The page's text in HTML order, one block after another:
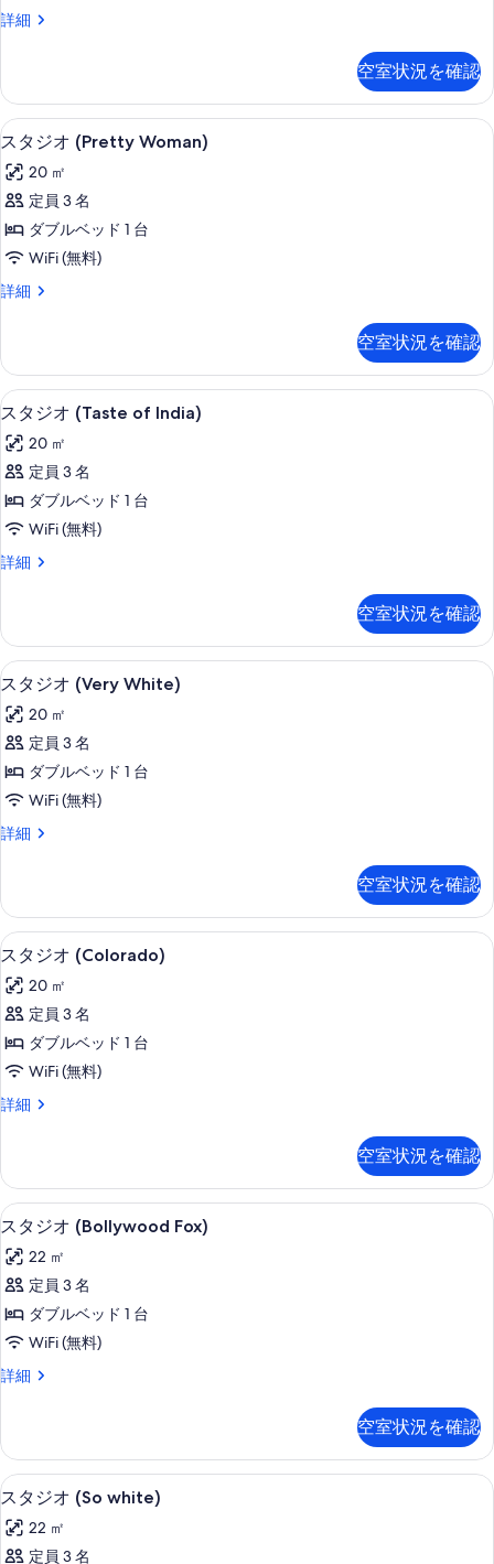
る
ス
Fox)
の
す
べ
て
の
写
真
示
す
る
詳細
デ
レ
ッ
ク
(Spicy
Fox)
詳
細
空室状況を確認
ス
タ
ジ
オ
(Pretty
Woman)
の
て
の
写
真
を
表
示
7
スタジオ (Pretty Woman)
20 ㎡
定員 3 名
ダブルベッド 1 台
WiFi (無料)
詳細
ス
(Pretty
Woman)
の
細
空室状況を確認
ス
タ
ジ
オ
(Taste
of
India)
べ
て
の
写
真
を
表
る
10
スタジオ (Taste of India)
20 ㎡
定員 3 名
ダブルベッド 1 台
WiFi (無料)
詳細
ス
(Taste
of
India)
詳
細
空室状況を確認
ス
タ
ジ
オ
(Very
White)
の
て
の
写
真
を
表
示
8
スタジオ (Very White)
20 ㎡
定員 3 名
ダブルベッド 1 台
WiFi (無料)
詳細
ス
(Very
White)
の
細
空室状況を確認
ス
タ
ジ
オ
(Colorado)
の
す
て
の
写
真
を
表
示
す
6
スタジオ (Colorado)
20 ㎡
定員 3 名
ダブルベッド 1 台
WiFi (無料)
詳細
ス
(Colorado)
の
詳
空室状況を確認
ス
タ
ジ
オ
(Bollywood
Fox)
の
て
の
写
真
11
スタジオ (Bollywood Fox)
22 ㎡
定員 3 名
ダブルベッド 1 台
WiFi (無料)
詳細
ス
(Bollywood
Fox)
の
細
空室状況を確認
ス
タ
ジ
7
スタジオ (So white)
22 ㎡
定員 3 名